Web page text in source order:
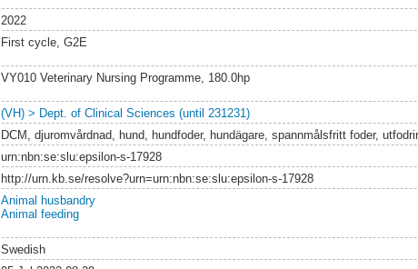
2022
First cycle, G2E
VY010 Veterinary Nursing Programme, 180.0hp
(VH) > Dept. of Clinical Sciences (until 231231)
DCM, djuromvårdnad, hund, hundfoder, hundägare, spannmålsfritt foder,
urn:nbn:se:slu:epsilon-s-17928
http://urn.kb.se/resolve?urn=urn:nbn:se:slu:epsilon-s-17928
Animal husbandry
Animal feeding
Swedish